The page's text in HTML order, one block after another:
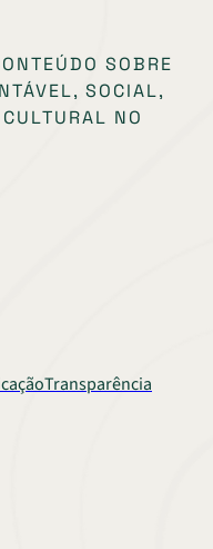
SOBRE
SOCIAL,
NO
Transparência